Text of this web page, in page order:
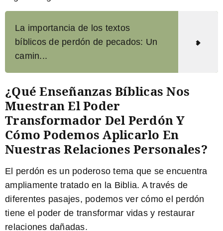
La importancia de los textos
bíblicos de perdón de pecados: Un
camin...
¿Qué Enseñanzas Bíblicas Nos
Muestran El Poder
Transformador Del Perdón Y
Cómo Podemos Aplicarlo En
Nuestras Relaciones Personales?
El perdón es un poderoso tema que se encuentra
ampliamente tratado en la Biblia. A través de
diferentes pasajes, podemos ver cómo el perdón
tiene el poder de transformar vidas y restaurar
relaciones dañadas.